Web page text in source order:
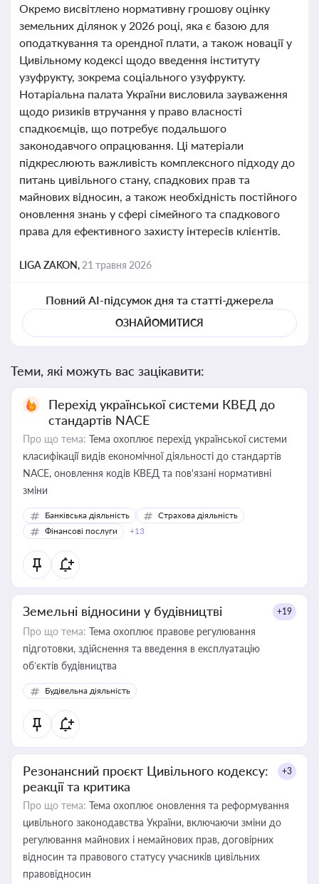
Окремо висвітлено нормативну грошову оцінку
земельних ділянок у 2026 році, яка є базою для
оподаткування та орендної плати, а також новації у
Цивільному кодексі щодо введення інституту
узуфрукту, зокрема соціального узуфрукту.
Нотаріальна палата України висловила зауваження
щодо ризиків втручання у право власності
спадкоємців, що потребує подальшого
законодавчого опрацювання. Ці матеріали
підкреслюють важливість комплексного підходу до
питань цивільного стану, спадкових прав та
майнових відносин, а також необхідність постійного
оновлення знань у сфері сімейного та спадкового
права для ефективного захисту інтересів клієнтів.
LIGA ZAKON, 21 травня 2026
Повний AI-підсумок дня та статті-джерела
ОЗНАЙОМИТИСЯ
Теми, які можуть вас зацікавити:
Перехід української системи КВЕД до
стандартів NACE
Про що тема: Тема охоплює перехід української системи
класифікації видів економічної діяльності до стандартів
NACE, оновлення кодів КВЕД та пов'язані нормативні
зміни
Банківська діяльність
Страхова діяльність
Фінансові послуги
+13
Земельні відносини у будівництві +19
Про що тема: Тема охоплює правове регулювання
підготовки, здійснення та введення в експлуатацію
об’єктів будівництва
Будівельна діяльність
Резонансний проєкт Цивільного кодексу:
реакції та критика
+3
Про що тема: Тема охоплює оновлення та реформування
цивільного законодавства України, включаючи зміни до
регулювання майнових і немайнових прав, договірних
відносин та правового статусу учасників цивільних
правовідносин